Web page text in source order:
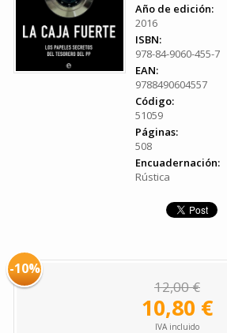
Año de edición:
2016
ISBN:
978-84-9060-455-7
EAN:
9788490604557
Código:
51059
Páginas:
508
Encuadernación:
Rústica
-10%
12,00 €
10,80 €
IVA incluido